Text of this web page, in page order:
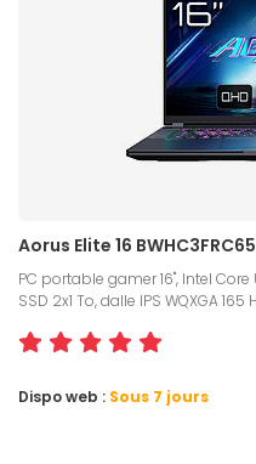
Aorus Elite 16
PC portable gamer 16", Intel Core
SSD 2x1 To, dalle IPS WQXGA 165
Dispo web : Sous 7 jours